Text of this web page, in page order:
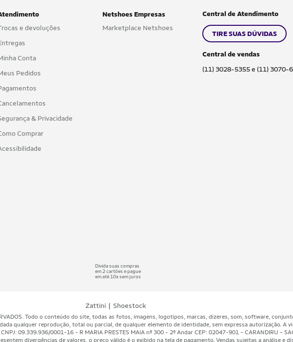
e devoluções
Conta
Pedidos
& Privacidade
Comprar
Netshoes Empresas
Marketplace Netshoes
Central de Atendimento
TIRE SUAS DÚVIDAS
Central de vendas
(11) 3028-5355 e (11) 3070-
Divida suas compras
em 2 cartões e pague
em até 10x sem juros
Zattini | Shoestock
Todo o conteúdo do site, todas as fotos, imagens, logotipos, marcas, dizeres, som, software,
qualquer reprodução, total ou parcial, de qualquer elemento de identidade, sem expressa autorização. A
09.339.936/0001-16 - R MARIA PRESTES MAIA nº 300 - 2º Andar CEP: 02047-901 - CARANDIRU -
divergências de valores, o preço válido é o exibido na tela de pagamento. Vendas sujeitas a análise e